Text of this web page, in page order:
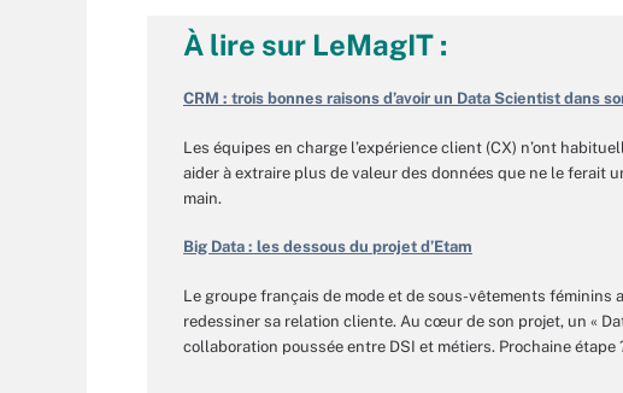
À lire sur LeMagIT :
CRM : trois bonnes raisons d’avoir un Data Scientist dans
Les équipes en charge l’expérience client (CX) n’ont
aider à extraire plus de valeur des données que ne le ferait
main.
Big Data : les dessous du projet d’Etam
Le groupe français de mode et de sous-vêtements
redessiner sa relation cliente. Au cœur de son projet, un «
collaboration poussée entre DSI et métiers. Prochaine étape